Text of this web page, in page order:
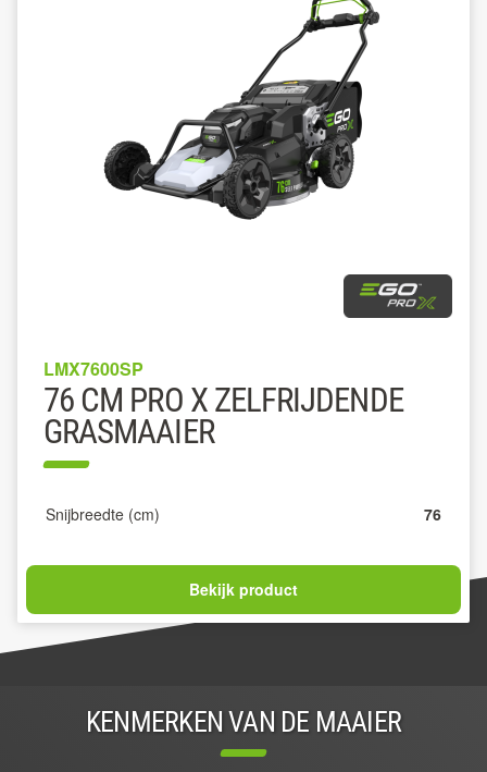
LMX7600SP
76 CM PRO X ZELFRIJDENDE
GRASMAAIER
Snijbreedte (cm) 76
Bekijk product
KENMERKEN VAN DE MAAIER